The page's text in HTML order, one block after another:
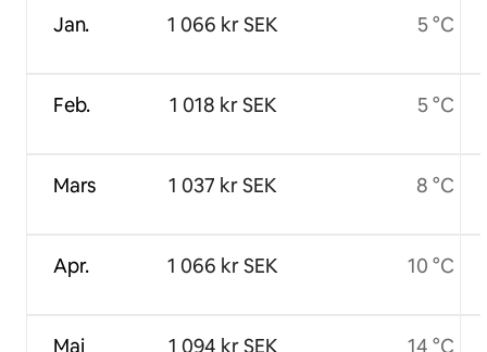
Jan.
Feb.
Mars
Apr.
Maj
1 066 kr SEK
1 018 kr SEK
1 037 kr SEK
1 066 kr SEK
1 094 kr SEK
5 °C
5 °C
8 °C
10 °C
14 °C